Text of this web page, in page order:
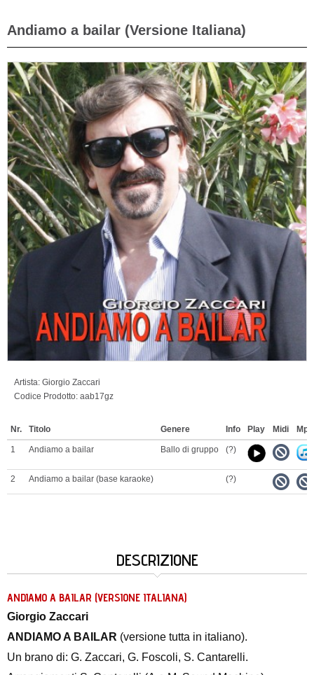
Andiamo a bailar (Versione Italiana)
Artista: Giorgio Zaccari
Codice Prodotto: aab17gz
Nr. Titolo Genere Info Play Midi Mp3
1 Andiamo a bailar Ballo di gruppo (?)
2 Andiamo a bailar (base karaoke) (?)
DESCRIZIONE
ANDIAMO A BAILAR (VERSIONE ITALIANA)
Giorgio Zaccari
ANDIAMO A BAILAR (versione tutta in italiano).
Un brano di: G. Zaccari, G. Foscoli, S. Cantarelli.